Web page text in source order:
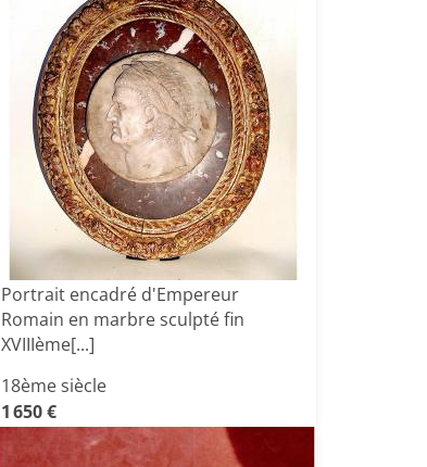
Portrait encadré d'Empereur
Romain en marbre sculpté fin
XVIIIème[...]
18ème siècle
1 650 €